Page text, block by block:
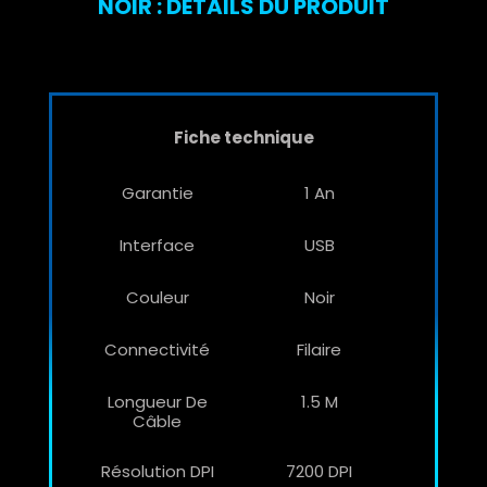
NOIR : DÉTAILS DU PRODUIT
Fiche technique
Garantie 1 An
Interface USB
Couleur Noir
Connectivité Filaire
Longueur De
Câble
1.5 M
Résolution DPI 7200 DPI